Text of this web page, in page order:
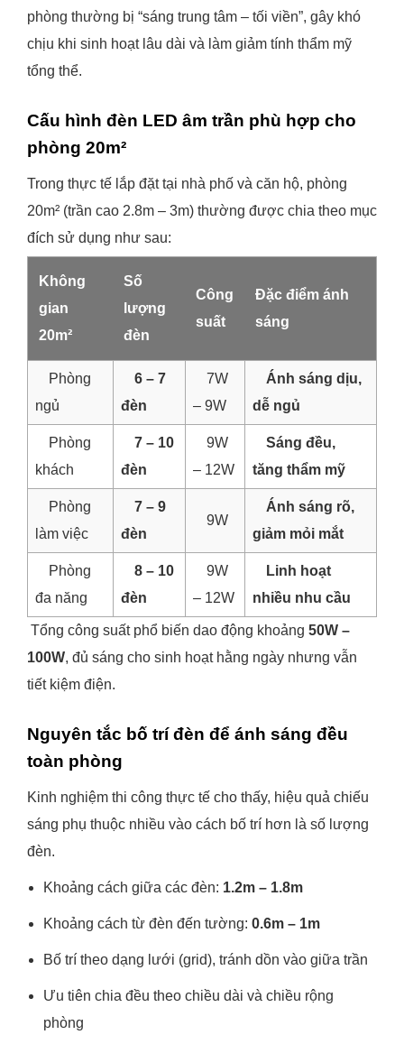
phòng thường bị “sáng trung tâm – tối viền”, gây khó
chịu khi sinh hoạt lâu dài và làm giảm tính thẩm mỹ
tổng thể.
Cấu hình đèn LED âm trần phù hợp cho
phòng 20m²
Trong thực tế lắp đặt tại nhà phố và căn hộ, phòng
20m² (trần cao 2.8m – 3m) thường được chia theo mục
đích sử dụng như sau:
Không
gian
20m²
Số
lượng
đèn
Công
suất
Đặc điểm ánh
sáng
Phòng
ngủ
6 – 7
đèn
7W
– 9W
Ánh sáng dịu,
dễ ngủ
Phòng
khách
7 – 10
đèn
9W
– 12W
Sáng đều,
tăng thẩm mỹ
Phòng
làm việc
7 – 9
đèn
9W
Ánh sáng rõ,
giảm mỏi mắt
Phòng
đa năng
8 – 10
đèn
9W
– 12W
Linh hoạt
nhiều nhu cầu
Tổng công suất phổ biến dao động khoảng 50W –
100W, đủ sáng cho sinh hoạt hằng ngày nhưng vẫn
tiết kiệm điện.
Nguyên tắc bố trí đèn để ánh sáng đều
toàn phòng
Kinh nghiệm thi công thực tế cho thấy, hiệu quả chiếu
sáng phụ thuộc nhiều vào cách bố trí hơn là số lượng
đèn.
Khoảng cách giữa các đèn: 1.2m – 1.8m
Khoảng cách từ đèn đến tường: 0.6m – 1m
Bố trí theo dạng lưới (grid), tránh dồn vào giữa trần
Ưu tiên chia đều theo chiều dài và chiều rộng
phòng